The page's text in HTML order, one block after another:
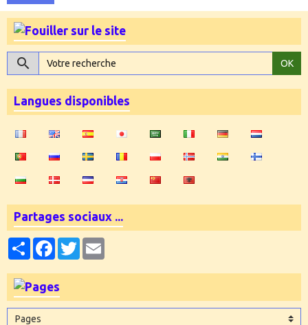
OK
Langues disponibles
Partages sociaux ...
PartagerFacebookTwitter